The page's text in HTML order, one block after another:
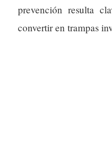
prevención resulta
convertir en trampas